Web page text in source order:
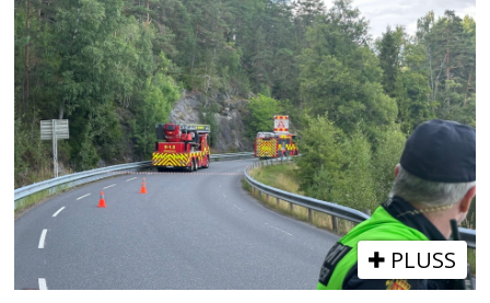
PLUSS